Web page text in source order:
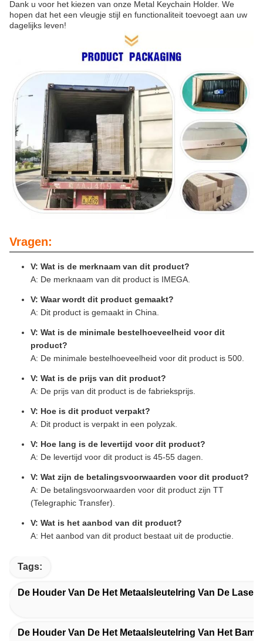
Dank u voor het kiezen van onze Metal Keychain Holder. We
hopen dat het een vleugje stijl en functionaliteit toevoegt aan uw
dagelijks leven!
Vragen:
V: Wat is de merknaam van dit product?
A: De merknaam van dit product is IMEGA.
V: Waar wordt dit product gemaakt?
A: Dit product is gemaakt in China.
V: Wat is de minimale bestelhoeveelheid voor dit
product?
A: De minimale bestelhoeveelheid voor dit product is 500.
V: Wat is de prijs van dit product?
A: De prijs van dit product is de fabrieksprijs.
V: Hoe is dit product verpakt?
A: Dit product is verpakt in een polyzak.
V: Hoe lang is de levertijd voor dit product?
A: De levertijd voor dit product is 45-55 dagen.
V: Wat zijn de betalingsvoorwaarden voor dit product?
A: De betalingsvoorwaarden voor dit product zijn TT
(Telegraphic Transfer).
V: Wat is het aanbod van dit product?
A: Het aanbod van dit product bestaat uit de productie.
Tags:
De Houder Van De Het Metaalsleutelring Van De
De Houder Van De Het Metaalsleutelring Van Het